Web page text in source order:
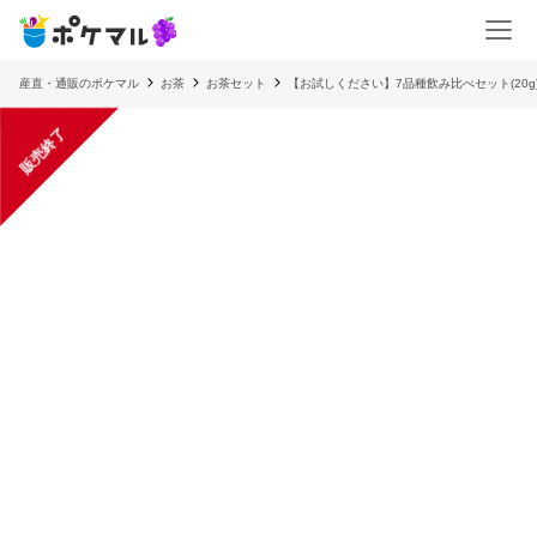
産直・通販のポケマル お茶 お茶セット 【お試しください】7品種飲み比べセット
販売終了